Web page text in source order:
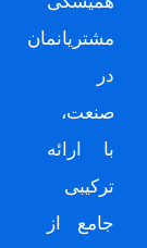
مشتریانمان
در
صنعت،
با ارائه
ترکیبی
جامع از